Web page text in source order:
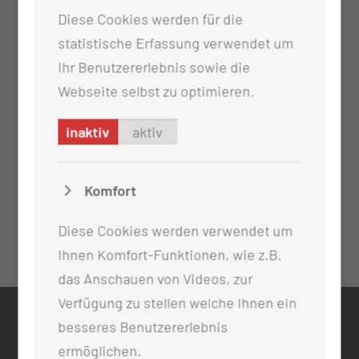
KONTAKT
Diese Cookies werden für die
statistische Erfassung verwendet um
Ihr Benutzererlebnis sowie die
Webseite selbst zu optimieren.
inaktiv aktiv
Komfort
Diese Cookies werden verwendet um
Ihnen Komfort-Funktionen, wie z.B.
das Anschauen von Videos, zur
Verfügung zu stellen welche Ihnen ein
besseres Benutzererlebnis
ermöglichen.